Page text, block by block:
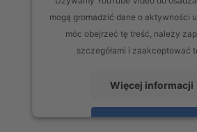
mogą gromadzić dane o aktywności
móc obejrzeć tę treść, należy
szczegółami i zaakceptować
Więcej informacji
Zaakceptuj